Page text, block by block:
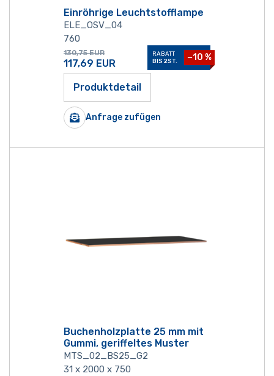
Einröhrige Leuchtstofflampe
ELE_OSV_04
760
130,75 EUR
117,69 EUR
RABATT
BIS 2ST.
−10 %
Produktdetail
Anfrage zufügen
Buchenholzplatte 25 mm mit
Gummi, geriffeltes Muster
MTS_02_BS25_G2
31 x 2000 x 750